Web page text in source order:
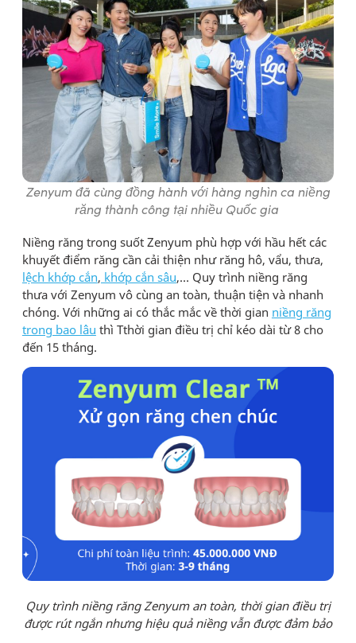
Zenyum đã cùng đồng hành với hàng nghìn ca niềng
răng thành công tại nhiều Quốc gia
Niềng răng trong suốt Zenyum phù hợp với hầu hết các
khuyết điểm răng cần cải thiện như răng hô, vẩu, thưa,
lệch khớp cắn, khớp cắn sâu,… Quy trình niềng răng
thưa với Zenyum vô cùng an toàn, thuận tiện và nhanh
chóng. Với những ai có thắc mắc về thời gian niềng răng
trong bao lâu thì Tthời gian điều trị chỉ kéo dài từ 8 cho
đến 15 tháng.
Quy trình niềng răng Zenyum an toàn, thời gian điều trị
được rút ngắn nhưng hiệu quả niềng vẫn được đảm bảo